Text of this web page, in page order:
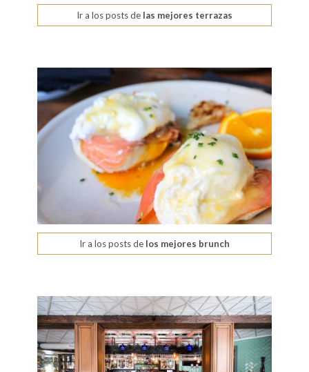
Ir a los posts de las mejores terrazas
Ir a los posts de los mejores brunch